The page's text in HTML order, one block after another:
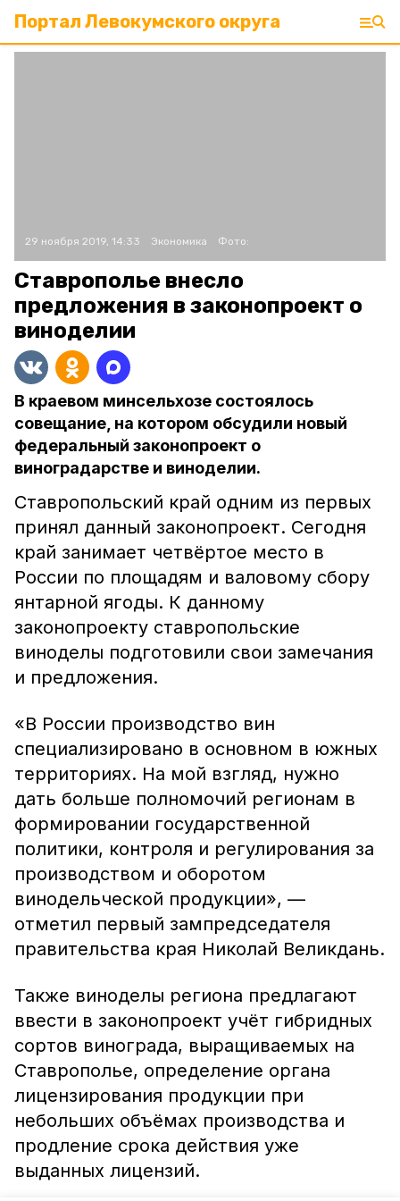
Портал Левокумского округа
29 ноября 2019, 14:33 Экономика Фото:
Ставрополье внесло
предложения в законопроект о
виноделии
В краевом минсельхозе состоялось
совещание, на котором обсудили новый
федеральный законопроект о
виноградарстве и виноделии.
Ставропольский край одним из первых
принял данный законопроект. Сегодня
край занимает четвёртое место в
России по площадям и валовому сбору
янтарной ягоды. К данному
законопроекту ставропольские
виноделы подготовили свои замечания
и предложения.
«В России производство вин
специализировано в основном в южных
территориях. На мой взгляд, нужно
дать больше полномочий регионам в
формировании государственной
политики, контроля и регулирования за
производством и оборотом
винодельческой продукции», —
отметил первый зампредседателя
правительства края Николай Великдань.
Также виноделы региона предлагают
ввести в законопроект учёт гибридных
сортов винограда, выращиваемых на
Ставрополье, определение органа
лицензирования продукции при
небольших объёмах производства и
продление срока действия уже
выданных лицензий.